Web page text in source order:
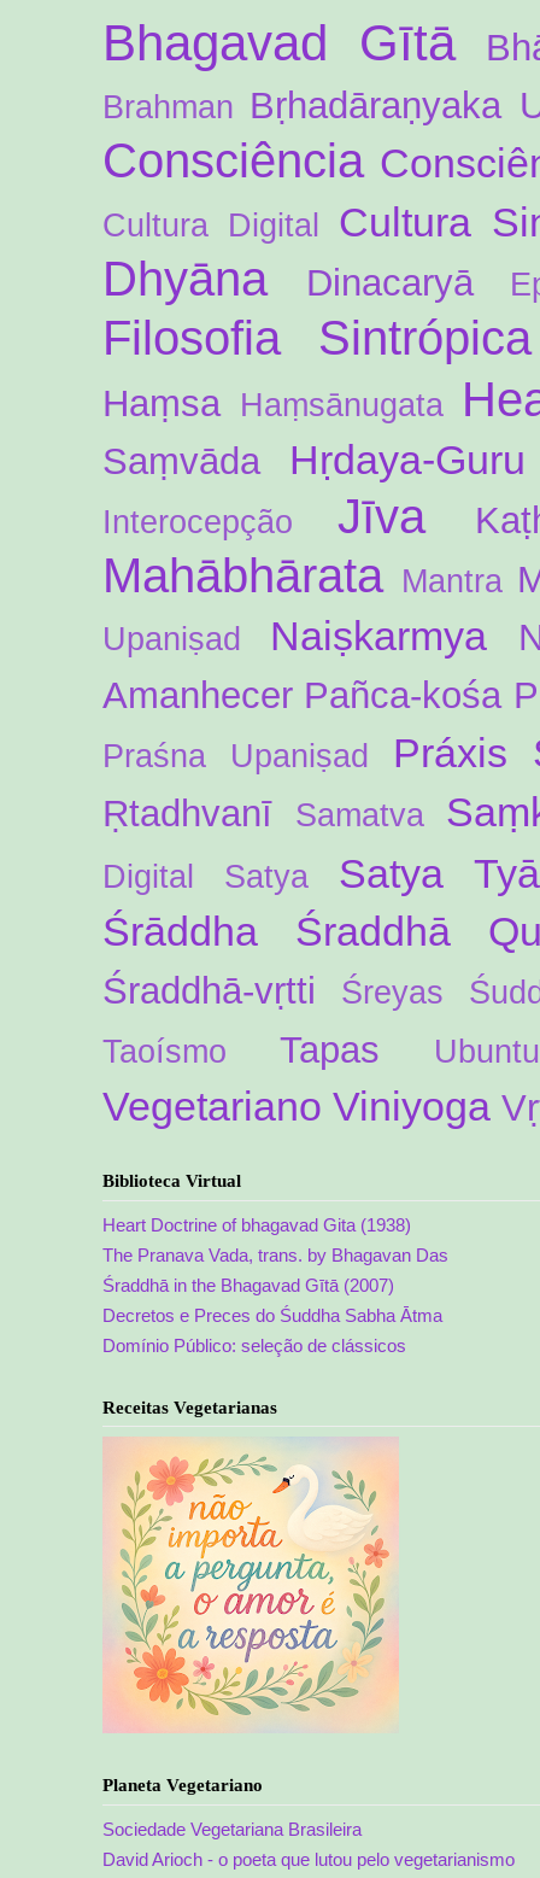
Bhagavad Gītā
Brahman Bṛhadāraṇyaka
Consciência
Cultura Digital Cultura
Dhyāna Dinacaryā
Filosofia Sintrópica
Haṃsa Haṃsānugata
Saṃvāda Hṛdaya-Guru
Interocepção Jīva
Mahābhārata Mantra
Upaniṣad Naiṣkarmya
Amanhecer Pañca-kośa
Praśna Upaniṣad Práxis
Ṛtadhvanī Samatva
Digital Satya
Satya
Śrāddha
Śraddhā
Śraddhā-vṛtti Śreyas
Taoísmo
Tapas Ubuntu
Vegetariano Viniyoga
Biblioteca Virtual
Heart Doctrine of bhagavad Gita (1938)
The Pranava Vada, trans. by Bhagavan Das
Śraddhā in the Bhagavad Gītā (2007)
Decretos e Preces do Śuddha Sabha Ātma
Domínio Público: seleção de clássicos
Receitas Vegetarianas
Planeta Vegetariano
Sociedade Vegetariana Brasileira
David Arioch - o poeta que lutou pelo vegetarianismo